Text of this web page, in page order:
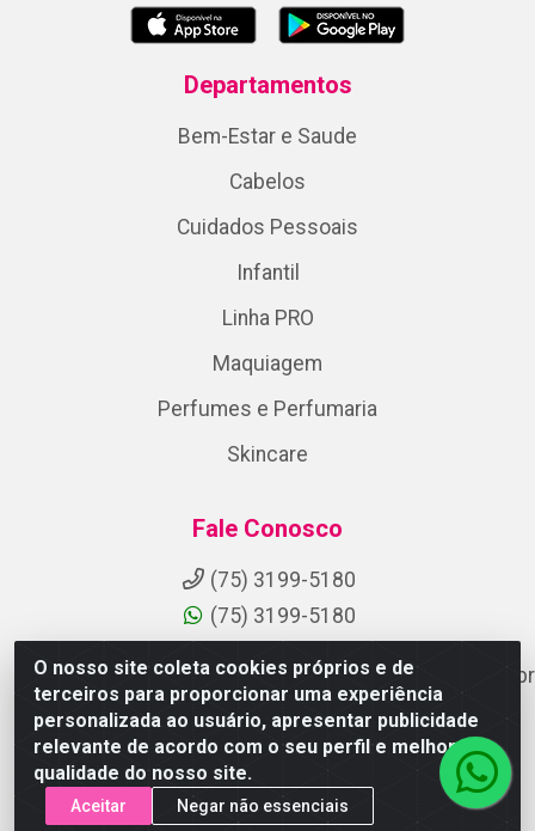
O nosso site coleta cookies próprios e de
terceiros para proporcionar uma experiência
personalizada ao usuário, apresentar publicidade
relevante de acordo com o seu perfil e melhorar a
qualidade do nosso site.
Aceitar Negar não essenciais
Departamentos
Bem-Estar e Saude
Cabelos
Cuidados Pessoais
Infantil
Linha PRO
Maquiagem
Perfumes e Perfumaria
Skincare
Fale Conosco
(75) 3199-5180
(75) 3199-5180
suporteaocliente@armazemdoscosmeticosfsa.com.br
Instagram
Formas de Pagamento